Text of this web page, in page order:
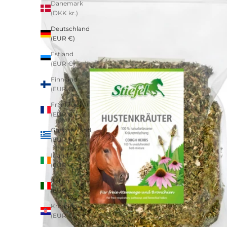
Dänemark
(DKK kr.)
Deutschland
(EUR €)
Estland
(EUR €)
Finnland
(EUR €)
Frankreich
(EUR €)
Griechenland
(EUR €)
Irland
(EUR €)
Italien
(EUR €)
Kroatien
(EUR €)